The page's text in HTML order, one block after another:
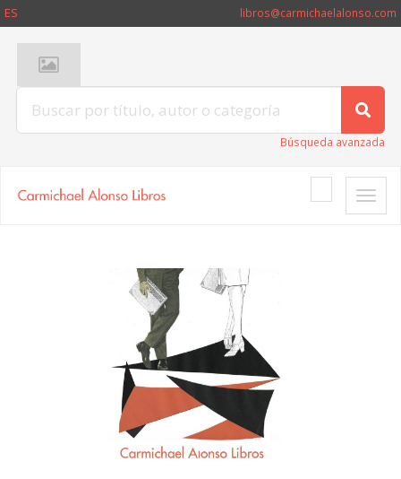
ES libros@carmichaelalonso.com
Búsqueda avanzada
Toggle